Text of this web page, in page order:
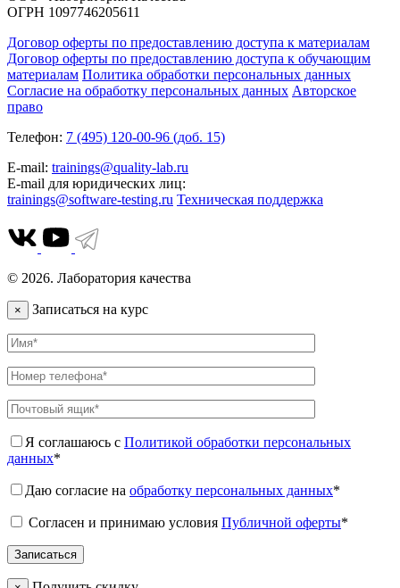
ОГРН 1097746205611
Договор оферты по предоставлению доступа к материалам
Договор оферты по предоставлению доступа к обучающим
материалам Политика обработки персональных данных
Согласие на обработку персональных данных Авторское
право
Телефон: 7 (495) 120-00-96 (доб. 15)
E-mail: trainings@quality-lab.ru
E-mail для юридических лиц:
trainings@software-testing.ru Техническая поддержка
© 2026. Лаборатория качества
× Записаться на курс
Я соглашаюсь с Политикой обработки персональных
данных*
Даю согласие на обработку персональных данных*
Согласен и принимаю условия Публичной оферты*